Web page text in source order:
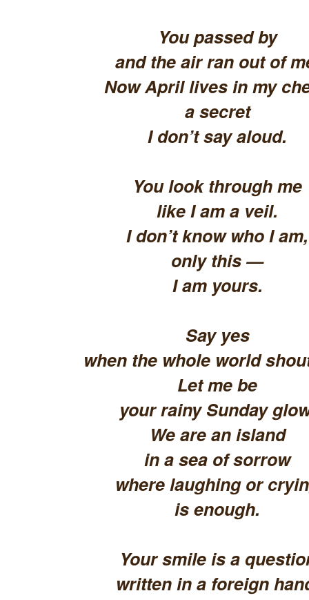
You passed by
and the air ran out of
Now April lives in my
a secret
I don’t say aloud.
You look through me
like I am a veil.
I don’t know who I am,
only this —
I am yours.
Say yes
when the whole world
Let me be
your rainy Sunday
We are an island
in a sea of sorrow
where laughing or
is enough.
Your smile is a
written in a foreign